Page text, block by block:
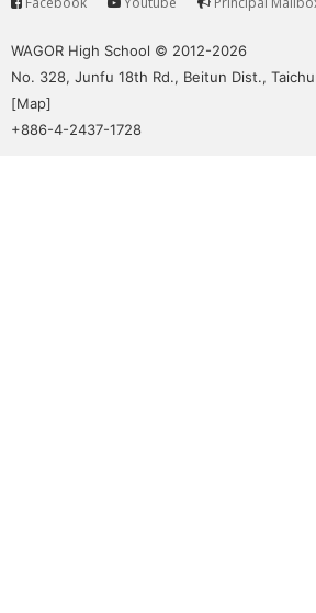
Service
WAGOR High School © 2012-2026
No. 328, Junfu 18th Rd., Beitun Dist.,
[Map]
+886-4-2437-1728